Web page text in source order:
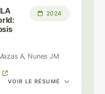
2024
A, Nunes JM
VOIR LE RÉSUMÉ